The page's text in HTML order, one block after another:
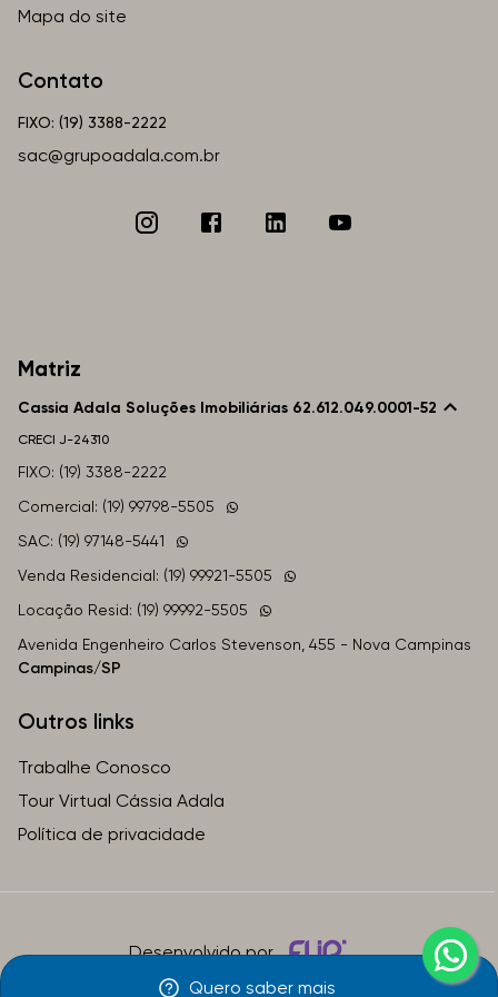
Quero saber mais
Mapa do site
Contato
FIXO: (19) 3388-2222
sac@grupoadala.com.br
Matriz
Cassia Adala Soluções Imobiliárias 62.612.049.0001-52
CRECI J-24310
FIXO: (19) 3388-2222
Comercial: (19) 99798-5505
SAC: (19) 97148-5441
Venda Residencial: (19) 99921-5505
Locação Resid: (19) 99992-5505
Avenida Engenheiro Carlos Stevenson, 455 - Nova Campinas
Campinas/SP
Outros links
Trabalhe Conosco
Tour Virtual Cássia Adala
Política de privacidade
Desenvolvido por